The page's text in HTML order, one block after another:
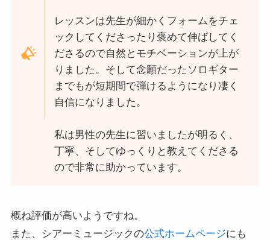
レッスンは先生が細かくフォームをチェ
ックしてくださったり褒めて伸ばしてく
ださるので自然とモチベーションが上が
りました。そして念願だったソロギター
までもが短期間で弾けるようになり凄く
自信になりました。
私は男性の先生に習いましたが明るく、
丁寧、そしてゆっくりと教えてくださる
ので非常に助かっています。
概ね評価が高いようですね。
また、シアーミュージックの公式ホームページにも